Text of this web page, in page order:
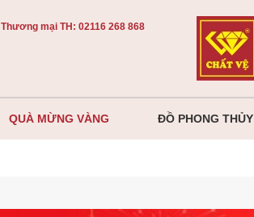
Thương mại TH: 02116 268 868
QUÀ MỪNG VÀNG ĐỒ PHONG THỦY